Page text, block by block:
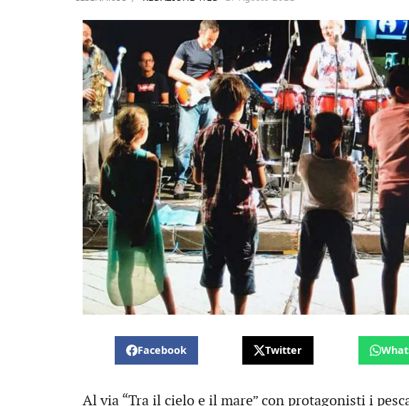
Facebook Twitter
Al via “Tra il cielo e il mare” con protagonisti i